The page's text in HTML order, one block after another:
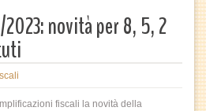
novità per 8, 5, 2
fiscali la novità della